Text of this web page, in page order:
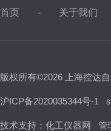
首页 关于我们
版权所有©2026 上海控达
沪ICP备2020035344号-1
技术支持： 化工仪器网 管